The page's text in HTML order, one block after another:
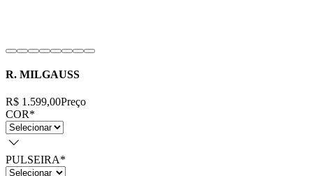
R. MILGAUSS
R$ 1.599,00Preço
COR*
PULSEIRA*